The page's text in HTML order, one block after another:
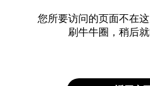
您所要访问的页面不在
刷牛牛圈，稍后